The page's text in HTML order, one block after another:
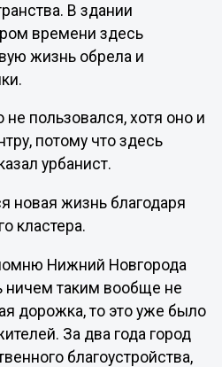
В здании
времени здесь
жизнь обрела и
пользовался, хотя оно и
потому что здесь
урбанист.
новая жизнь благодаря
кластера.
Нижний Новгорода
ничем таким вообще не
дорожка, то это уже было
За два года город
благоустройства,